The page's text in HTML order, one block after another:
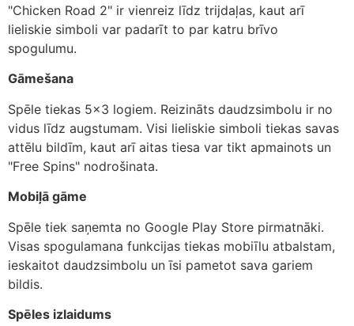
"Chicken Road 2" ir vienreiz līdz trijdaļas, kaut arī
lieliskie simboli var padarīt to par katru brīvo
spogulumu.
Gāmešana
Spēle tiekas 5×3 logiem. Reizināts daudzsimbolu ir no
vidus līdz augstumam. Visi lieliskie simboli tiekas savas
attēlu bildīm, kaut arī aitas tiesa var tikt apmainots un
"Free Spins" nodrošinata.
Mobiļā gāme
Spēle tiek saņemta no Google Play Store pirmatnāki.
Visas spogulamana funkcijas tiekas mobiīlu atbalstam,
ieskaitot daudzsimbolu un īsi pametot sava gariem
bildis.
Spēles izlaidums